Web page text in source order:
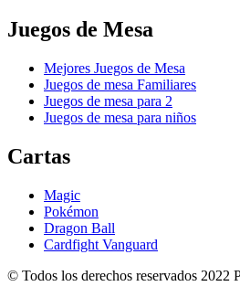
Juegos de Mesa
Mejores Juegos de Mesa
Juegos de mesa Familiares
Juegos de mesa para 2
Juegos de mesa para niños
Cartas
Magic
Pokémon
Dragon Ball
Cardfight Vanguard
© Todos los derechos reservados 2022